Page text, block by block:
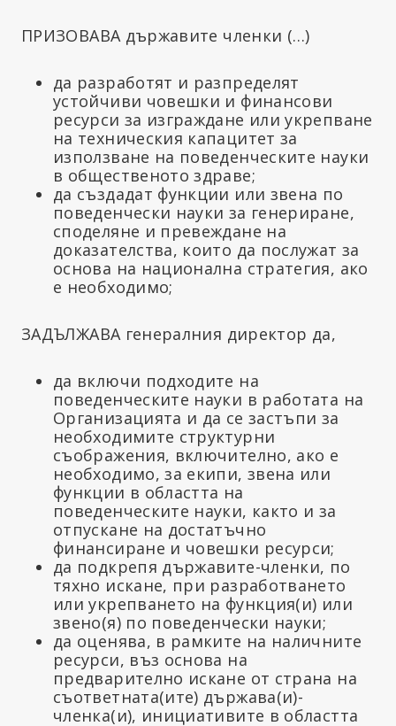
ПРИЗОВАВА държавите членки (…)
да разработят и разпределят
устойчиви човешки и финансови
ресурси за изграждане или укрепване
на техническия капацитет за
използване на поведенческите науки
в общественото здраве;
да създадат функции или звена по
поведенчески науки за генериране,
споделяне и превеждане на
доказателства, които да послужат за
основа на национална стратегия, ако
е необходимо;
ЗАДЪЛЖАВА генералния директор да,
да включи подходите на
поведенческите науки в работата на
Организацията и да се застъпи за
необходимите структурни
съображения, включително, ако е
необходимо, за екипи, звена или
функции в областта на
поведенческите науки, както и за
отпускане на достатъчно
финансиране и човешки ресурси;
да подкрепя държавите-членки, по
тяхно искане, при разработването
или укрепването на функция(и) или
звено(я) по поведенчески науки;
да оценява, в рамките на наличните
ресурси, въз основа на
предварително искане от страна на
съответната(ите) държава(и)-
членка(и), инициативите в областта